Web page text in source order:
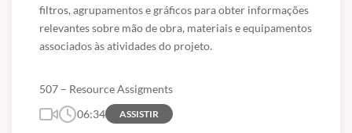
filtros, agrupamentos e gráficos para obter informações
relevantes sobre mão de obra, materiais e equipamentos
associados às atividades do projeto.
507 – Resource Assigments
06:34
ASSISTIR